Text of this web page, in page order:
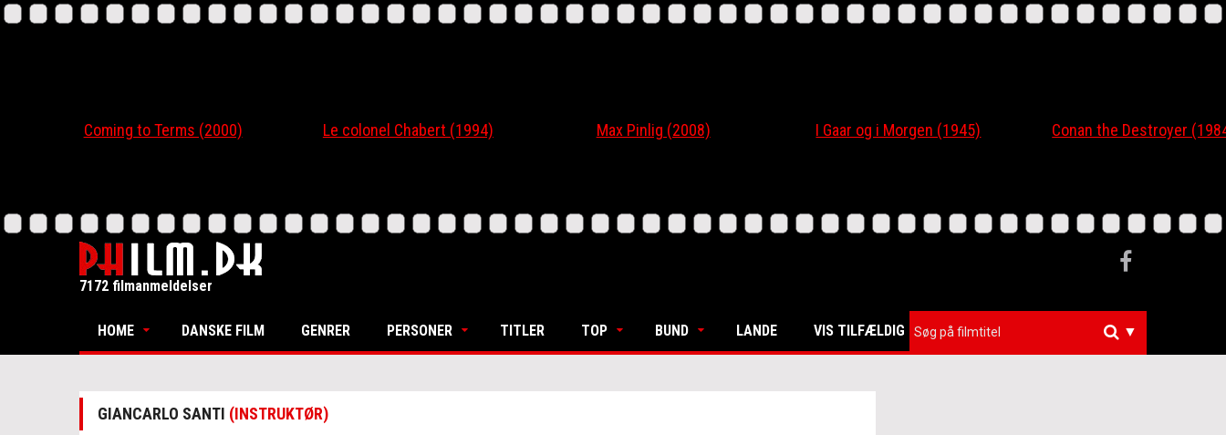
Coming to Terms (2000) Le colonel Chabert (1994) Max Pinlig (2008) I Gaar og i Morgen (1945) Conan the Destroyer (1984)
7172 filmanmeldelser
HOME DANSKE FILM GENRER PERSONER TITLER TOP BUND LANDE VIS TILFÆLDIG ▼
GIANCARLO SANTI (INSTRUKTØR)